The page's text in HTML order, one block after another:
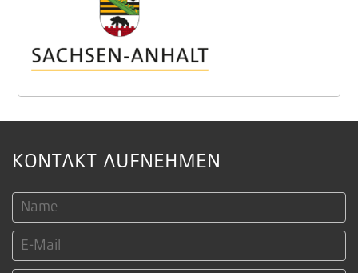
KONTAKT AUFNEHMEN